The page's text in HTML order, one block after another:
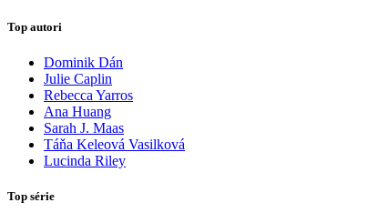
Top autori
Dominik Dán
Julie Caplin
Rebecca Yarros
Ana Huang
Sarah J. Maas
Táňa Keleová Vasilková
Lucinda Riley
Top série